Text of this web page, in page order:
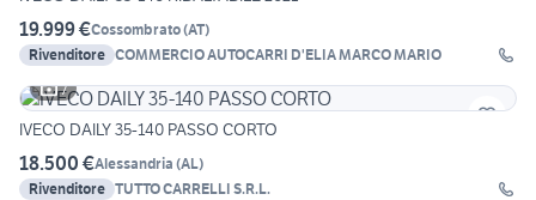
19.999 €Cossombrato(AT)
Rivenditore COMMERCIO AUTOCARRI D'ELIA MARCO MARIO
7
IVECO DAILY 35-140 PASSO CORTO
18.500 €Alessandria (AL)
Rivenditore TUTTO CARRELLI S.R.L.